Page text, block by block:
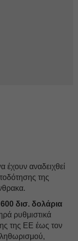
έχουν αναδειχθεί
της
600 δισ. δολάρια
ρυθμιστικά
της ΕΕ έως τον